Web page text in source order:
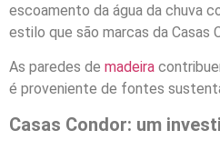
escoamento da água da chuva
estilo que são marcas da Casas
As paredes de madeira
é proveniente de fontes
Casas Condor: um